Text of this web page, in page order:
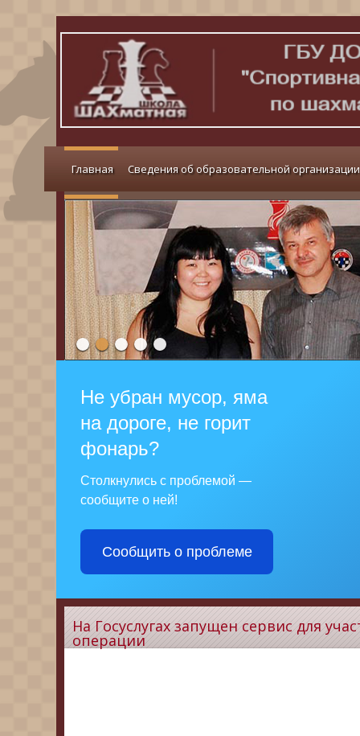
Главная Сведения об образовательной организации
Не убран мусор, яма
на дороге, не горит
фонарь?
Столкнулись с проблемой —
сообщите о ней!
Сообщить о проблеме
На Госуслугах запущен сервис для
операции